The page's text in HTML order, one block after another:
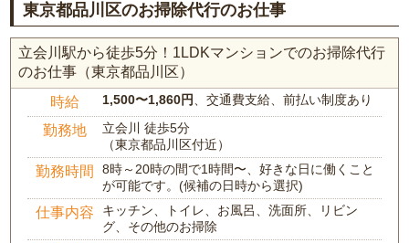
東京都品川区のお掃除代行のお仕事
立会川駅から徒歩5分！1LDKマンションでのお掃除代行
のお仕事（東京都品川区）
時給 1,500〜1,860円 、交通費支給、前払い制度あり
勤務地
立会川 徒歩5分
（東京都品川区付近）
勤務時間
8時～20時の間で1時間〜、好きな日に働くこと
が可能です。(候補の日時から選択)
仕事内容
キッチン、トイレ、お風呂、洗面所、リビン
グ、その他のお掃除